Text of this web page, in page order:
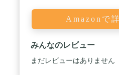
Amazonで
みんなのレビュー
まだレビューはありません